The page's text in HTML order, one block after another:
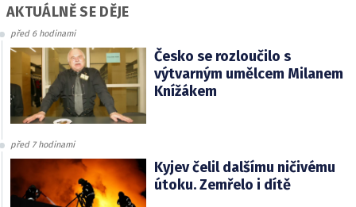
AKTUÁLNĚ SE DĚJE
před 6 hodinami
Česko se rozloučilo s
výtvarným umělcem Milanem
Knížákem
před 7 hodinami
Kyjev čelil dalšímu ničivému
útoku. Zemřelo i dítě